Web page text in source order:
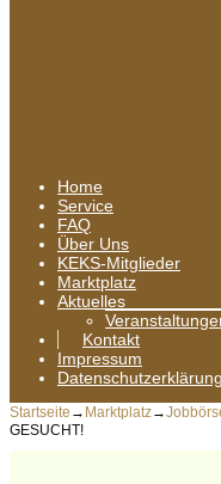
Home
Service
FAQ
Über Uns
KEKS-Mitglieder
Marktplatz
Aktuelles
Kontakt
Impressum
Datenschutzerklärung
Startseite → Marktplatz→
GESUCHT!